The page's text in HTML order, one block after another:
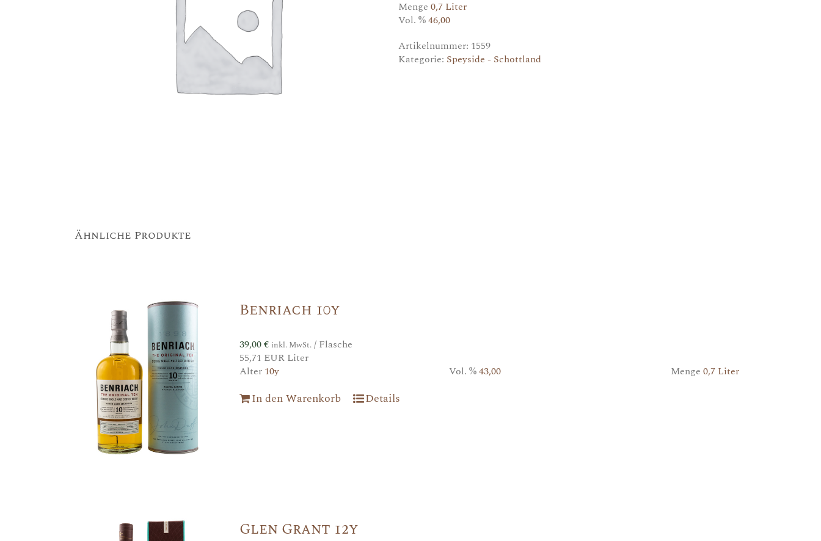
Menge 0,7 Liter
Vol. %46,00
Artikelnummer: 1559
Kategorie: Speyside - Schottland
Ähnliche Produkte
Benriach 10y
39,00€ inkl. MwSt./ Flasche
55,71 EUR Liter
Alter 10y Vol. %43,00 Menge 0,7 Liter
In den Warenkorb Details
Glen Grant 12y